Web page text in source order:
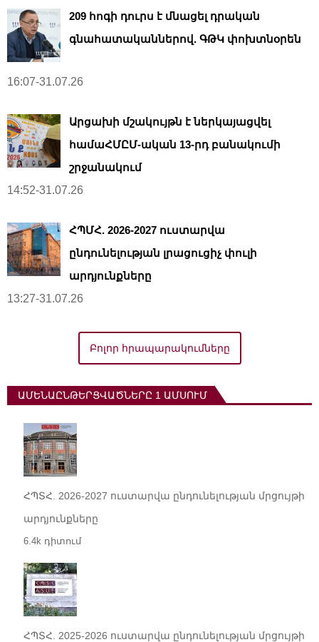
209 հոգի դուրս է մնացել դրական
գնահատականներով. ԳԹԿ փոխտնօրեն
16:07-31.07.26
Արցախի մշակույթն է ներկայացվել
համաՀՄԸՄ-ական 13-րդ բանակումի
շրջանակում
14:52-31.07.26
ՀՊՄՀ. 2026-2027 ուստարվա
ընդունելության լրացուցիչ փուլի
արդյունքները
13:27-31.07.26
Բոլոր հրապարակումները
ԱՄԵՆԱԸՆԹԵՐՑՎԱԾՆԵՐԸ 1 ԱՄՍՈՒՄ
ՀՊՏՀ. 2026-2027 ուստարվա ընդունելության մրցույթի
արդյունքները
6.4k դիտում
ՀՊՏՀ. 2025-2026 ուստարվա ընդունելության մրցույթի